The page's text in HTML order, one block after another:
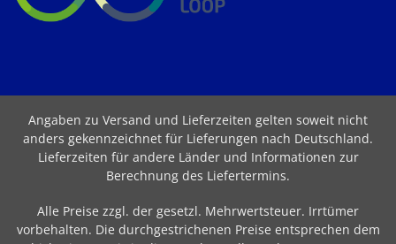
Angaben zu Versand und Lieferzeiten gelten soweit nicht
anders gekennzeichnet für Lieferungen nach Deutschland.
Lieferzeiten für andere Länder und Informationen zur
Berechnung des Liefertermins.
Alle Preise zzgl. der gesetzl. Mehrwertsteuer. Irrtümer
vorbehalten. Die durchgestrichenen Preise entsprechen dem